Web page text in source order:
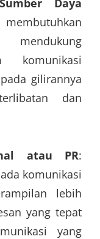
Daya
komunikasi
gilirannya
dan
atau PR:
komunikasi
lebih
yang tepat
yang